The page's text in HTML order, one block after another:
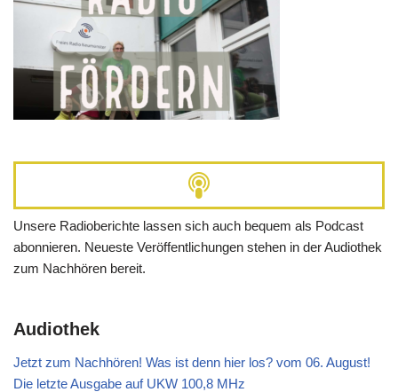
Unsere Radioberichte lassen sich auch bequem als Podcast
abonnieren. Neueste Veröffentlichungen stehen in der Audiothek
zum Nachhören bereit.
Audiothek
Jetzt zum Nachhören! Was ist denn hier los? vom 06. August!
Die letzte Ausgabe auf UKW 100,8 MHz